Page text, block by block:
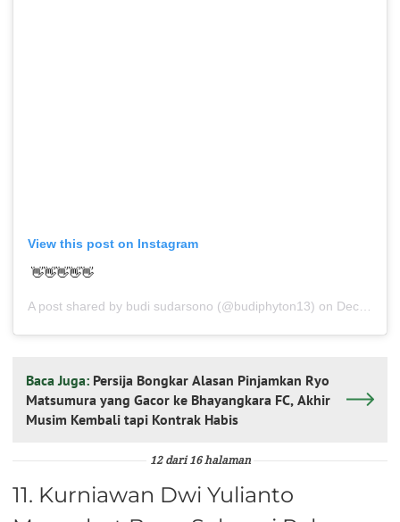
View this post on Instagram
👋👋👋👋👋
A post shared by budi sudarsono (@budiphyton13) on Dec 17, 2019 at 3:09am PST
Baca Juga: Persija Bongkar Alasan Pinjamkan Ryo
Matsumura yang Gacor ke Bhayangkara FC, Akhir
Musim Kembali tapi Kontrak Habis
12 dari 16 halaman
11. Kurniawan Dwi Yulianto